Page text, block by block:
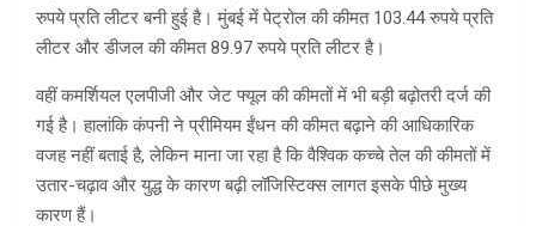
रुपये प्रति लीटर बनी हुई है। मुंबई में पेट्रोल की कीमत 103.44 रुपये प्रति
लीटर और डीजल की कीमत 89.97 रुपये प्रति लीटर है।
वहीं कमर्शियल एलपीजी और जेट फ्यूल की कीमतों में भी बड़ी बढ़ोतरी दर्ज की
गई है। हालांकि कंपनी ने प्रीमियम ईंधन की कीमत बढ़ाने की आधिकारिक
वजह नहीं बताई है, लेकिन माना जा रहा है कि वैश्विक कच्चे तेल की कीमतों में
उतार-चढ़ाव और युद्ध के कारण बढ़ी लॉजिस्टिक्स लागत इसके पीछे मुख्य
कारण हैं।